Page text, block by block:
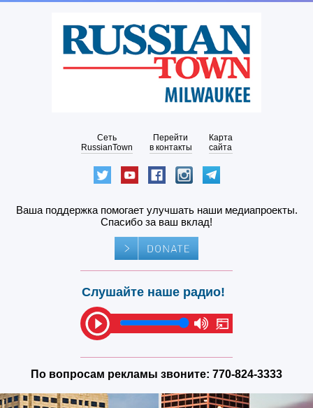
Сеть
RussianTown
Перейти
в контакты
Карта
сайта
Ваша поддержка помогает улучшать наши медиапроекты.
Спасибо за ваш вклад!
Слушайте наше радио!
По вопросам рекламы звоните: 770-824-3333